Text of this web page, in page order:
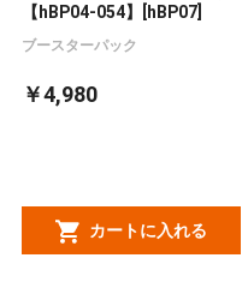
【hBP04-054】[hBP07]
ブースターパック
￥4,980
カートに入れる